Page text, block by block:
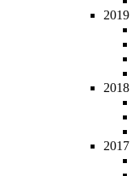
2019
2018
2017